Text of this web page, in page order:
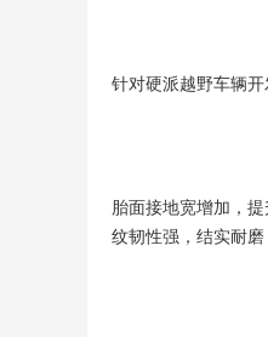
针对硬派越野车辆
胎面接地宽增加，
纹韧性强，结实耐磨